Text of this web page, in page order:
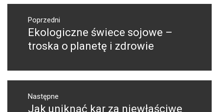
Nawigacja
wpisuPoprzedni
Poprzedni
wpis:
Ekologiczne świece sojowe –
troska o planetę i zdrowie
Następne
Następny
Jak uniknąć kar za niewłaściwe